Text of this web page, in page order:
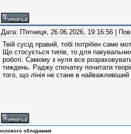
Дата: П'ятниця, 26.06.2026, 19:16:56 |
Твій сусід правий, тобі потрібен саме
Що стосується типів, то для
роботі. Самому з нуля все
тиждень. Раджу спочатку почитати
того, що лінія не стане в
обладнання